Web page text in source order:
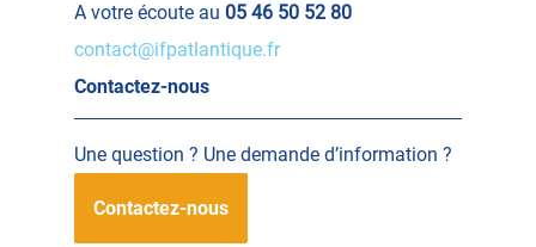
A votre écoute au 05 46 50 52 80
contact@ifpatlantique.fr
Contactez-nous
Une question ? Une demande d’information ?
Contactez-nous